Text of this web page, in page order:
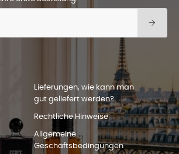
Lieferungen, wie kann man
gut geliefert werden?
Rechtliche Hinweise
Allgemeine
Geschäftsbedingungen